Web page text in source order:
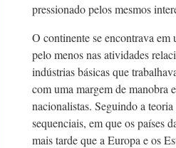
pressionado pelos mesmos
O continente se encontrava
pelo menos nas atividades
indústrias básicas que
com uma margem de manobra
nacionalistas. Seguindo a
sequenciais, em que os países
mais tarde que a Europa e os